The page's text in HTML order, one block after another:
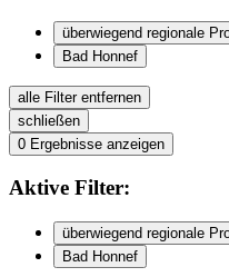
überwiegend regionale
Bad Honnef
alle Filter entfernen
schließen
0 Ergebnisse anzeigen
Aktive Filter:
überwiegend regionale
Bad Honnef